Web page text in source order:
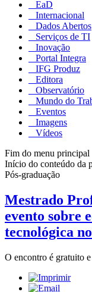
EaD
Internacional
Dados Abertos
Serviços de TI
Inovação
Portal Integra
IFG Produz
Editora
Observatório
Mundo do
Eventos
Imagens
Vídeos
Fim do menu principal
Início do conteúdo da
Pós-graduação
Mestrado
evento sobre
tecnológica
O encontro é gratuito